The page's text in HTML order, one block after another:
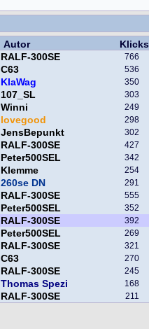
Autor Klicks
RALF-300SE 766
C63 536
KlaWag 350
107_SL 303
Winni 249
lovegood 298
JensBepunkt 302
RALF-300SE 427
Peter500SEL 342
Klemme 254
260se DN 291
RALF-300SE 555
Peter500SEL 352
RALF-300SE 392
Peter500SEL 269
RALF-300SE 321
C63 270
RALF-300SE 245
Thomas Spezi 168
RALF-300SE 211